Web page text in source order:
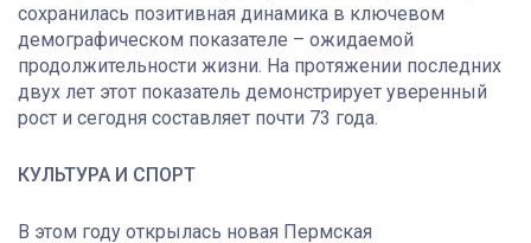
сохранилась позитивная динамика в ключевом
демографическом показателе – ожидаемой
продолжительности жизни. На протяжении последних
двух лет этот показатель демонстрирует уверенный
рост и сегодня составляет почти 73 года.
КУЛЬТУРА И СПОРТ
В этом году открылась новая Пермская